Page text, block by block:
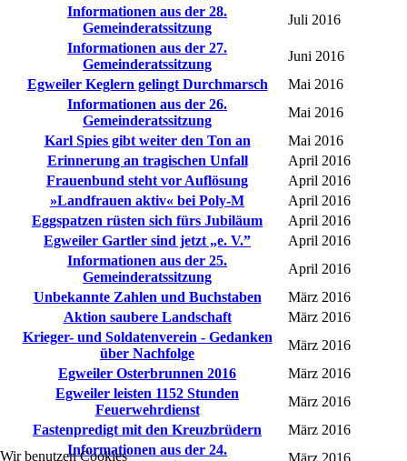
Informationen aus der 28.
Gemeinderatssitzung
Juli 2016
Informationen aus der 27.
Gemeinderatssitzung
Juni 2016
Egweiler Keglern gelingt Durchmarsch
Mai 2016
Informationen aus der 26.
Gemeinderatssitzung
Mai 2016
Karl Spies gibt weiter den Ton an
Mai 2016
Erinnerung an tragischen Unfall
April 2016
Frauenbund steht vor Auflösung
April 2016
»Landfrauen aktiv« bei Poly-M
April 2016
Eggspatzen rüsten sich fürs Jubiläum
April 2016
Egweiler Gartler sind jetzt „e. V.”
April 2016
Informationen aus der 25.
Gemeinderatssitzung
April 2016
Unbekannte Zahlen und Buchstaben
März 2016
Aktion saubere Landschaft
März 2016
Krieger- und Soldatenverein - Gedanken
über Nachfolge
März 2016
Egweiler Osterbrunnen 2016
März 2016
Egweiler leisten 1152 Stunden
Feuerwehrdienst
März 2016
Fastenpredigt mit den Kreuzbrüdern
März 2016
Informationen aus der 24.
März 2016
Wir benutzen Cookies